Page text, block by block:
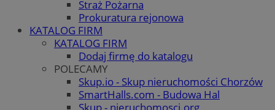
Straż Pożarna
Prokuratura rejonowa
KATALOG FIRM
KATALOG FIRM
Dodaj firmę do katalogu
POLECAMY
Skup.io - Skup nieruchomości Chorzów
SmartHalls.com - Budowa Hal